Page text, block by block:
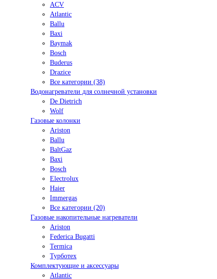
ACV
Atlantic
Ballu
Baxi
Baymak
Bosch
Buderus
Drazice
Все категории (38)
Водонагреватели для солнечной установки
De Dietrich
Wolf
Газовые колонки
Ariston
Ballu
BaltGaz
Baxi
Bosсh
Electrolux
Haier
Immergas
Все категории (20)
Газовые накопительные нагреватели
Ariston
Federica Bugatti
Termica
Турботех
Комплектующие и аксессуары
Atlantic